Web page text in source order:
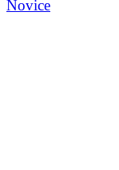
Novice